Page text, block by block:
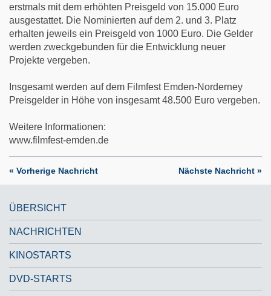
erstmals mit dem erhöhten Preisgeld von 15.000 Euro
ausgestattet. Die Nominierten auf dem 2. und 3. Platz
erhalten jeweils ein Preisgeld von 1000 Euro. Die Gelder
werden zweckgebunden für die Entwicklung neuer
Projekte vergeben.
Insgesamt werden auf dem Filmfest Emden-Norderney
Preisgelder in Höhe von insgesamt 48.500 Euro vergeben.
Weitere Informationen:
www.filmfest-emden.de
« Vorherige Nachricht Nächste Nachricht »
ÜBERSICHT
NACHRICHTEN
KINOSTARTS
DVD-STARTS